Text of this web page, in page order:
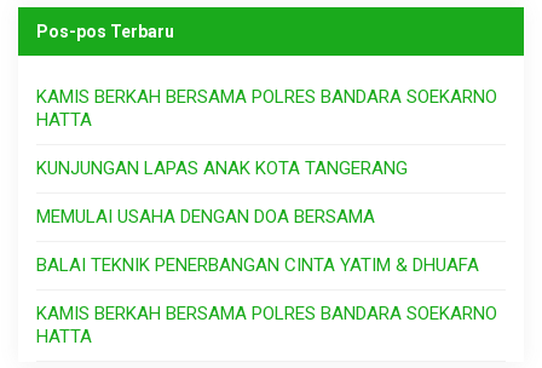
Pos-pos Terbaru
KAMIS BERKAH BERSAMA POLRES BANDARA SOEKARNO
HATTA
KUNJUNGAN LAPAS ANAK KOTA TANGERANG
MEMULAI USAHA DENGAN DOA BERSAMA
BALAI TEKNIK PENERBANGAN CINTA YATIM & DHUAFA
KAMIS BERKAH BERSAMA POLRES BANDARA SOEKARNO
HATTA